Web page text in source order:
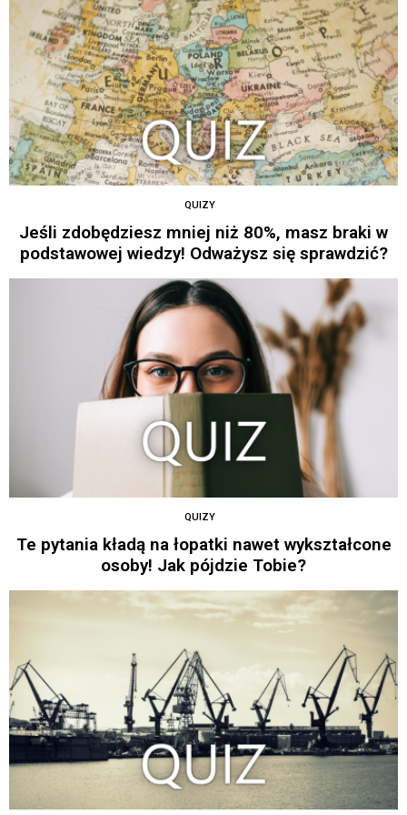
QUIZY
Jeśli zdobędziesz mniej niż 80%, masz braki w
podstawowej wiedzy! Odważysz się sprawdzić?
QUIZY
Te pytania kładą na łopatki nawet wykształcone
osoby! Jak pójdzie Tobie?